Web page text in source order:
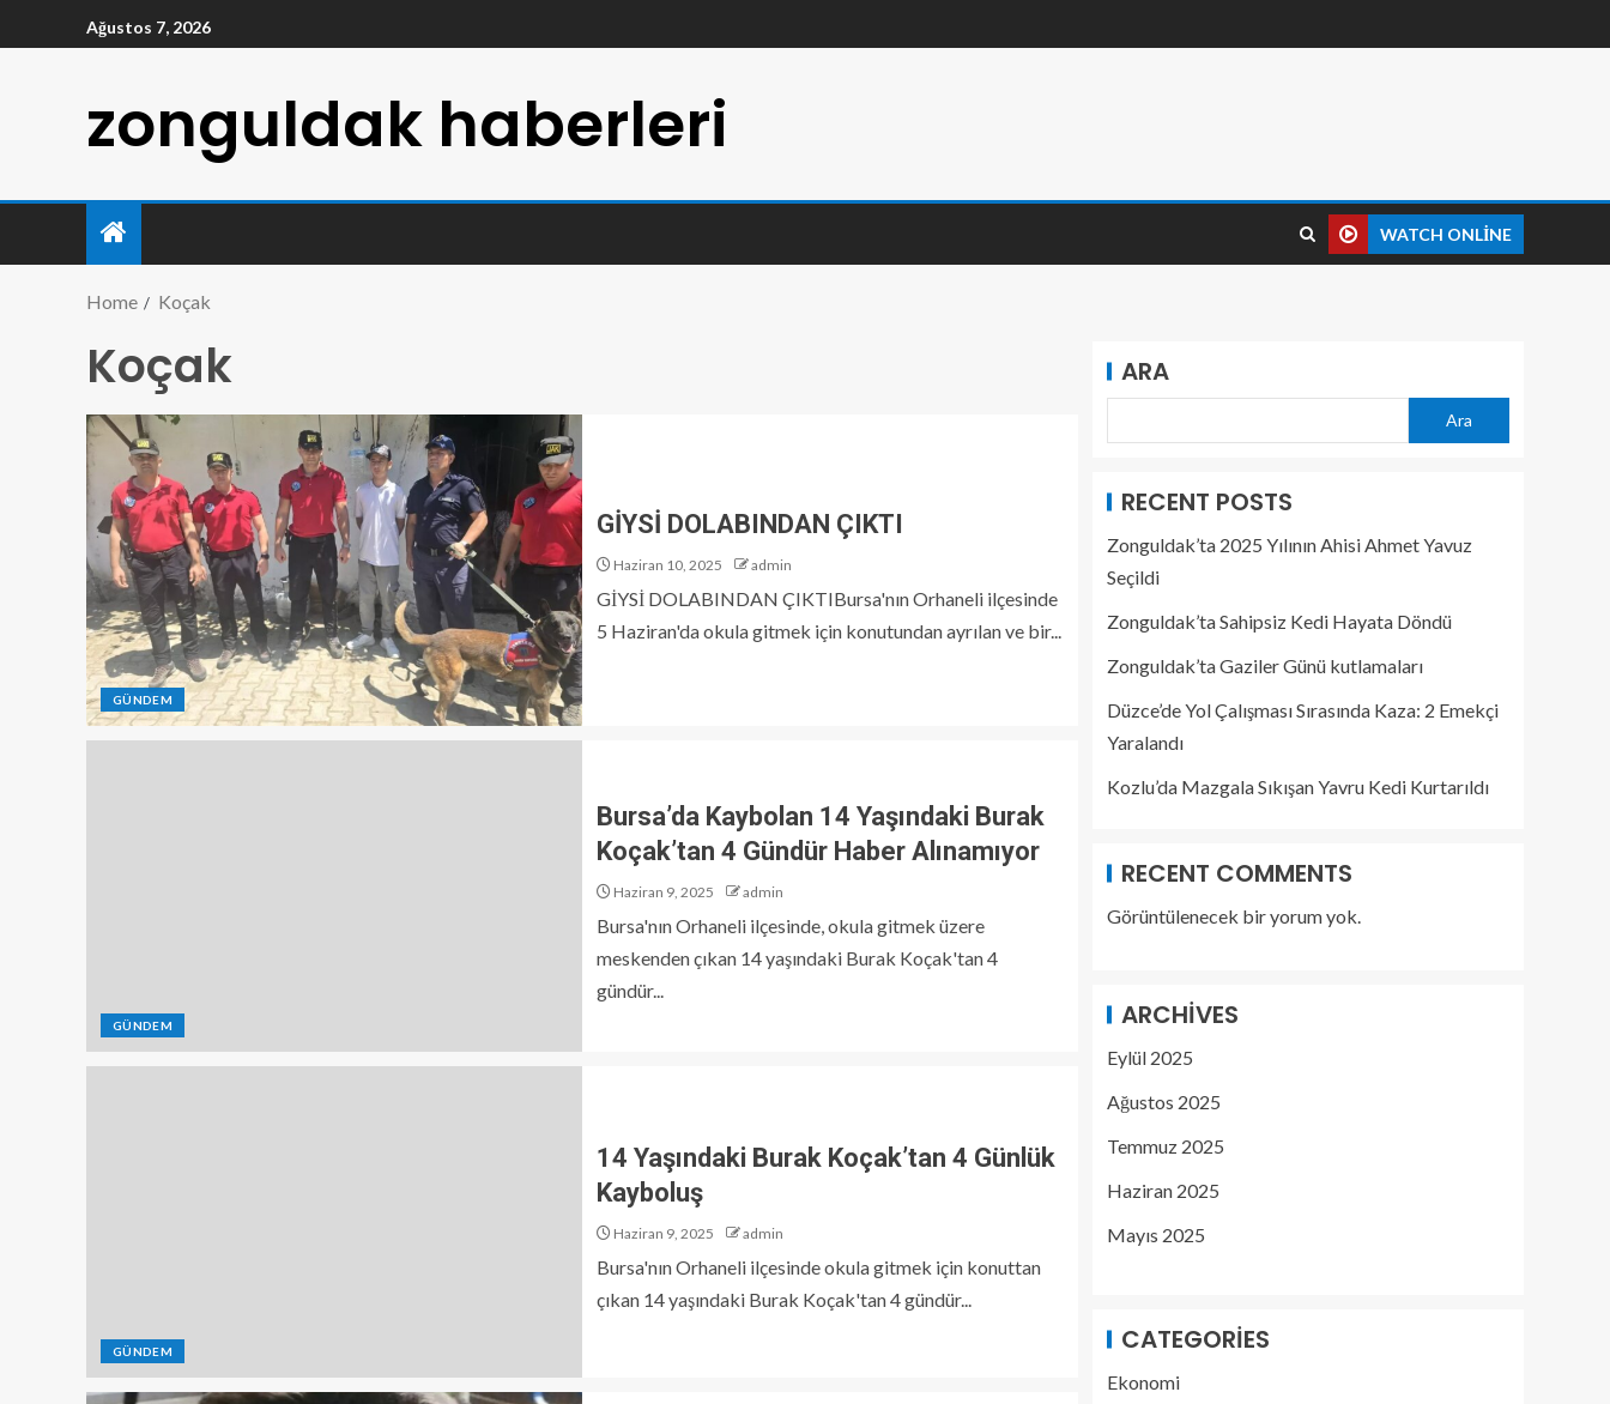
Ağustos 7, 2026
zonguldak haberleri
WATCH ONLINE
Home Koçak
Koçak
GÜNDEM
GİYSİ DOLABINDAN ÇIKTI
Haziran 10, 2025 admin
GİYSİ DOLABINDAN ÇIKTIBursa'nın Orhaneli ilçesinde
5 Haziran'da okula gitmek için konutundan ayrılan ve bir...
GÜNDEM
Bursa’da Kaybolan 14 Yaşındaki Burak
Koçak’tan 4 Gündür Haber Alınamıyor
Haziran 9, 2025 admin
Bursa'nın Orhaneli ilçesinde, okula gitmek üzere
meskenden çıkan 14 yaşındaki Burak Koçak'tan 4
gündür...
GÜNDEM
14 Yaşındaki Burak Koçak’tan 4 Günlük
Kayboluş
Haziran 9, 2025 admin
Bursa'nın Orhaneli ilçesinde okula gitmek için konuttan
çıkan 14 yaşındaki Burak Koçak'tan 4 gündür...
ARA
Ara
RECENT POSTS
Zonguldak’ta 2025 Yılının Ahisi Ahmet Yavuz
Seçildi
Zonguldak’ta Sahipsiz Kedi Hayata Döndü
Zonguldak’ta Gaziler Günü kutlamaları
Düzce’de Yol Çalışması Sırasında Kaza: 2 Emekçi
Yaralandı
Kozlu’da Mazgala Sıkışan Yavru Kedi Kurtarıldı
RECENT COMMENTS
Görüntülenecek bir yorum yok.
ARCHIVES
Eylül 2025
Ağustos 2025
Temmuz 2025
Haziran 2025
Mayıs 2025
CATEGORIES
Ekonomi